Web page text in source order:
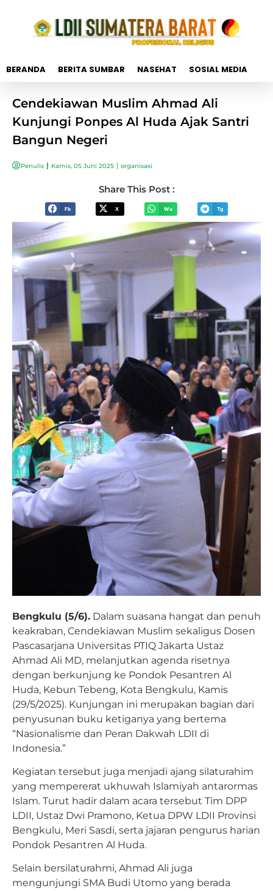
BERANDA BERITA SUMBAR NASEHAT SOSIAL MEDIA
Cendekiawan Muslim Ahmad Ali
Kunjungi Ponpes Al Huda Ajak Santri
Bangun Negeri
Penulis Kamis, 05 Juni 2025 organisasi
Share This Post :
Fb X Wa Tg
Bengkulu (5/6). Dalam suasana hangat dan penuh
keakraban, Cendekiawan Muslim sekaligus Dosen
Pascasarjana Universitas PTIQ Jakarta Ustaz
Ahmad Ali MD, melanjutkan agenda risetnya
dengan berkunjung ke Pondok Pesantren Al
Huda, Kebun Tebeng, Kota Bengkulu, Kamis
(29/5/2025). Kunjungan ini merupakan bagian dari
penyusunan buku ketiganya yang bertema
“Nasionalisme dan Peran Dakwah LDII di
Indonesia.”
Kegiatan tersebut juga menjadi ajang silaturahim
yang mempererat ukhuwah Islamiyah antarormas
Islam. Turut hadir dalam acara tersebut Tim DPP
LDII, Ustaz Dwi Pramono, Ketua DPW LDII Provinsi
Bengkulu, Meri Sasdi, serta jajaran pengurus harian
Pondok Pesantren Al Huda.
Selain bersilaturahmi, Ahmad Ali juga
mengunjungi SMA Budi Utomo yang berada